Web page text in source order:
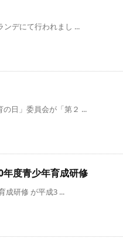
デにて行われまし ...
日」委員会が「第２ ...
度青少年育成研修
成研修 が平成3 ...